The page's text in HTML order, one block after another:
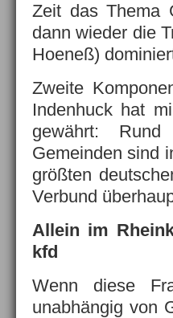
Zeit das Thema
dann wieder die
Hoeneß)
Zweite
Indenhuck hat
gewährt:
Gemeinden sind
größten
Verbund
Allein im
kfd
Wenn diese
unabhängig von